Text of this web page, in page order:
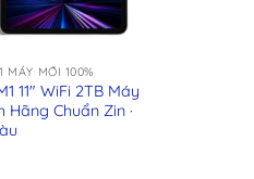
MÁY MỚI 100%
11″ WiFi 2TB Máy
Hãng Chuẩn Zin ·